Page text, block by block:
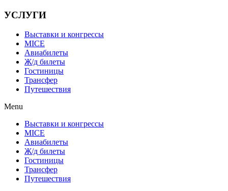
УСЛУГИ
Выставки и конгрессы
MICE
Авиабилеты
Ж/д билеты
Гостиницы
Трансфер
Путешествия
Menu
Выставки и конгрессы
MICE
Авиабилеты
Ж/д билеты
Гостиницы
Трансфер
Путешествия